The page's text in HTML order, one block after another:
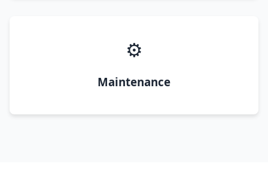
⚙️
Maintenance